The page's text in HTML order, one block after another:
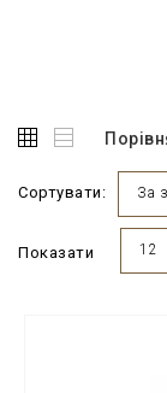
Сортувати: За
Показати 12